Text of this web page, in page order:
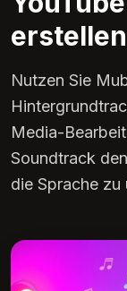
erstellen
Nutzen Sie
Media-
Soundtrack
die Sprache zu